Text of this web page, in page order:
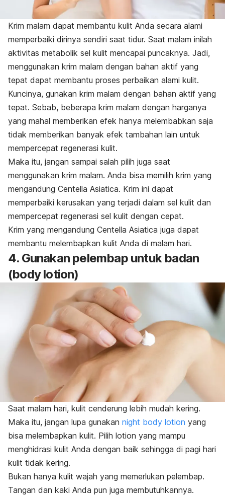
Krim malam dapat membantu kulit Anda secara alami
memperbaiki dirinya sendiri saat tidur. Saat malam inilah
aktivitas metabolik sel kulit mencapai puncaknya. Jadi,
menggunakan krim malam dengan bahan aktif yang
tepat dapat membantu proses perbaikan alami kulit.
Kuncinya, gunakan krim malam dengan bahan aktif yang
tepat. Sebab, beberapa krim malam dengan harganya
yang mahal memberikan efek hanya melembabkan saja
tidak memberikan banyak efek tambahan lain untuk
mempercepat regenerasi kulit.
Maka itu, jangan sampai salah pilih juga saat
menggunakan krim malam. Anda bisa memilih krim yang
mengandung Centella Asiatica. Krim ini dapat
memperbaiki kerusakan yang terjadi dalam sel kulit dan
mempercepat regenerasi sel kulit dengan cepat.
Krim yang mengandung Centella Asiatica juga dapat
membantu melembapkan kulit Anda di malam hari.
4. Gunakan pelembap untuk badan
(body lotion)
Saat malam hari, kulit cenderung lebih mudah kering.
Maka itu, jangan lupa gunakan night body lotion yang
bisa melembapkan kulit. Pilih lotion yang mampu
menghidrasi kulit Anda dengan baik sehingga di pagi hari
kulit tidak kering.
Bukan hanya kulit wajah yang memerlukan pelembap.
Tangan dan kaki Anda pun juga membutuhkannya.